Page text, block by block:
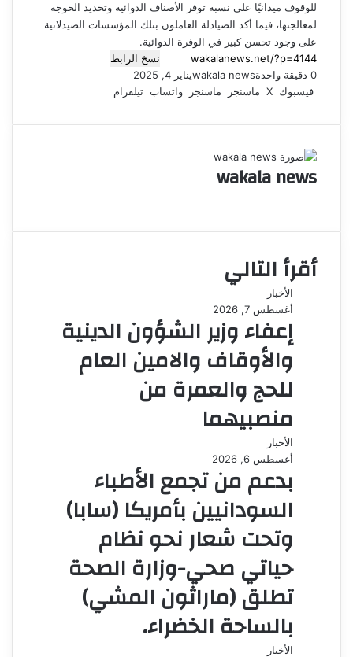
للوقوف ميدانيًا على نسبة توفر الأصناف الدوائية وتحديد الحوجة
لمعالجتها، فيما أكد الصيادلة العاملون بتلك المؤسسات الصيدلانية
على وجود تحسن كبير في الوفرة الدوائية.
نسخ الرابط
wakala newsيناير 4, 2025 0 دقيقة واحدة
فيسبوك ‫X ماسنجر ماسنجر واتساب تيلقرام
wakala news
ق
اأقرأ التالي
الأخبار
أغسطس 7, 2026
إعفاء وزير الشؤون الدينية
والأوقاف والامين العام
للحج والعمرة من
منصبيهما
الأخبار
أغسطس 6, 2026
بدعم من تجمع الأطباء
السودانيين بأمريكا (سابا)
وتحت شعار نحو نظام
حياتي صحي-وزارة الصحة
تطلق (ماراثون المشي)
بالساحة الخضراء.
الأخبار